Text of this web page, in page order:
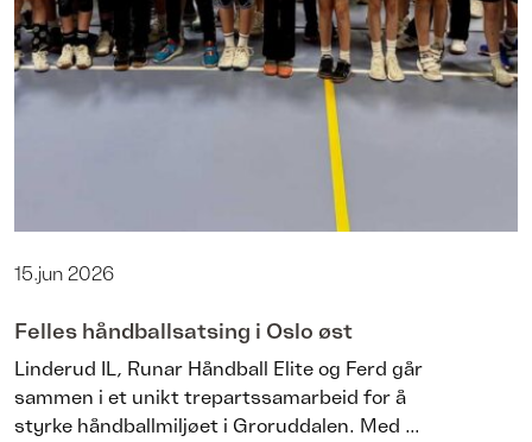
15.jun 2026
Felles håndballsatsing i Oslo øst
Linderud IL, Runar Håndball Elite og Ferd går
sammen i et unikt trepartssamarbeid for å
styrke håndballmiljøet i Groruddalen. Med ...